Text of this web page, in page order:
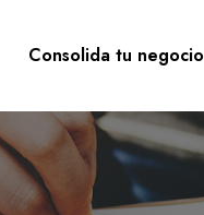
Consolida tu negocio